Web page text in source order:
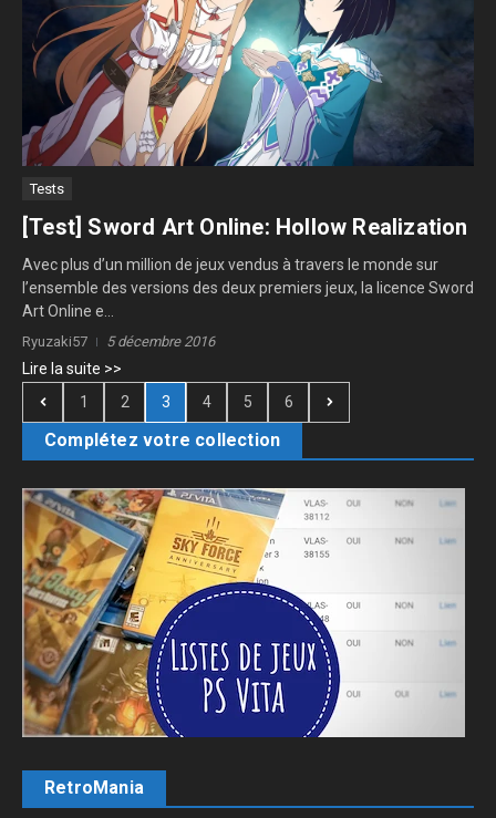
Tests
[Test] Sword Art Online: Hollow Realization
Avec plus d’un million de jeux vendus à travers le monde sur
l’ensemble des versions des deux premiers jeux, la licence Sword
Art Online e...
Ryuzaki57 5 décembre 2016
Lire la suite >>
1
2 3 4 5 6
Complétez votre collection
RetroMania